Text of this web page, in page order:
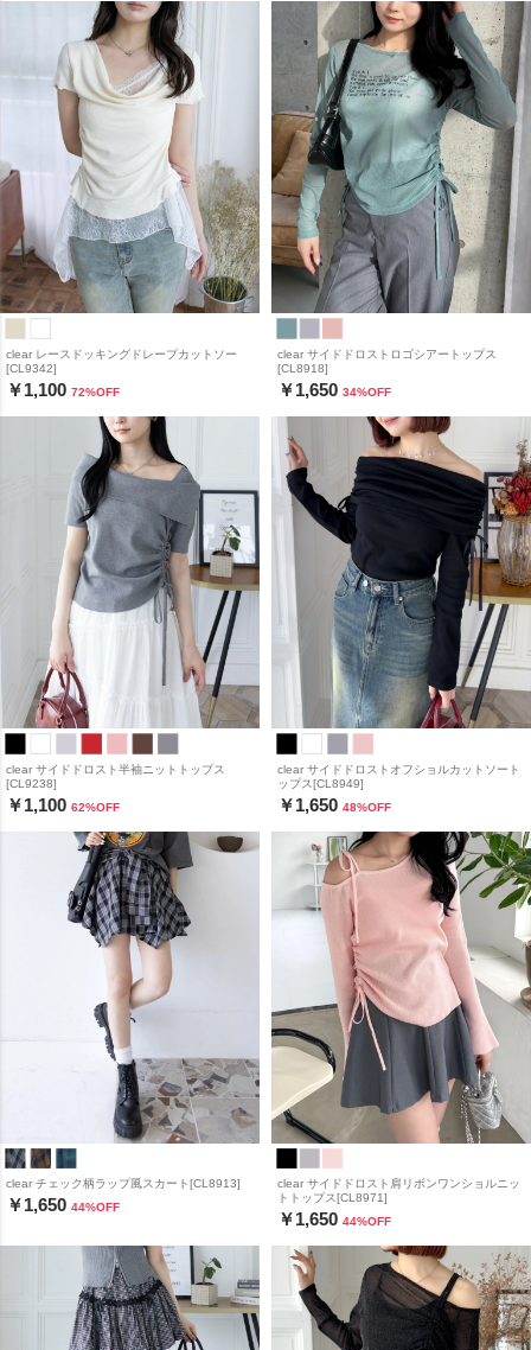
clear レースドッキングドレープカットソー
[CL9342]
￥1,100 72%OFF
clear サイドドロストロゴシアートップス
[CL8918]
￥1,650 34%OFF
clear サイドドロスト半袖ニットトップス
[CL9238]
￥1,100 62%OFF
clear サイドドロストオフショルカットソート
ップス[CL8949]
￥1,650 48%OFF
clear チェック柄ラップ風スカート[CL8913]
￥1,650 44%OFF
clear サイドドロスト肩リボンワンショルニッ
トトップス[CL8971]
￥1,650 44%OFF